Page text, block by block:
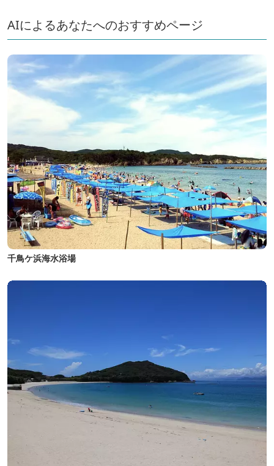
AIによるあなたへのおすすめページ
千鳥ケ浜海水浴場